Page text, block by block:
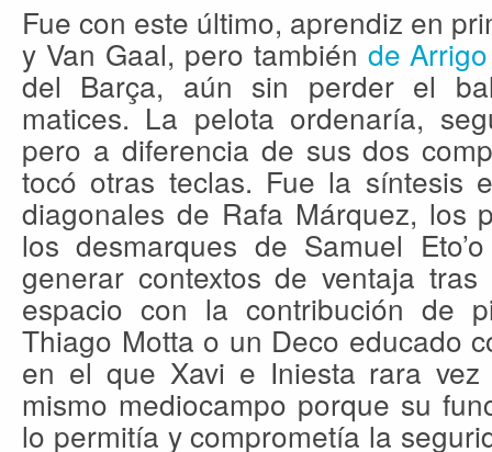
Fue con este último, aprendiz en
y Van Gaal, pero también de
del Barça, aún sin perder el
matices. La pelota ordenaría,
pero a diferencia de sus dos
tocó otras teclas. Fue la síntesis
diagonales de Rafa Márquez, los
los desmarques de Samuel
generar contextos de ventaja tras
espacio con la contribución de
Thiago Motta o un Deco educado
en el que Xavi e Iniesta rara
mismo mediocampo porque su
lo permitía y comprometía la